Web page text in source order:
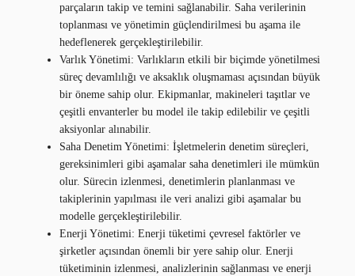
parçaların takip ve temini sağlanabilir. Saha verilerinin
toplanması ve yönetimin güçlendirilmesi bu aşama ile
hedeflenerek gerçekleştirilebilir.
Varlık Yönetimi: Varlıkların etkili bir biçimde yönetilmesi
süreç devamlılığı ve aksaklık oluşmaması açısından büyük
bir öneme sahip olur. Ekipmanlar, makineleri taşıtlar ve
çeşitli envanterler bu model ile takip edilebilir ve çeşitli
aksiyonlar alınabilir.
Saha Denetim Yönetimi: İşletmelerin denetim süreçleri,
gereksinimleri gibi aşamalar saha denetimleri ile mümkün
olur. Sürecin izlenmesi, denetimlerin planlanması ve
takiplerinin yapılması ile veri analizi gibi aşamalar bu
modelle gerçekleştirilebilir.
Enerji Yönetimi: Enerji tüketimi çevresel faktörler ve
şirketler açısından önemli bir yere sahip olur. Enerji
tüketiminin izlenmesi, analizlerinin sağlanması ve enerji